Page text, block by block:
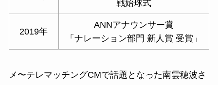
戦始球式
2019年
ANNアナウンサー賞
「ナレーション部門 新人賞 受賞」
メ〜テレマッチングCMで話題となった南雲穂波さ